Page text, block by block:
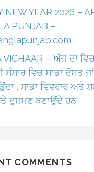
NEW YEAR 2026 –
PUNJAB –
VICHAAR – ਅੱਜ ਦਾ
ਸੰਸਾਰ ਵਿਚ ਸਾਡਾ ਦੋਸਤ
, ਸਾਡਾ ਵਿਵਹਾਰ ਅਤੇ
ਦੁਸ਼ਮਣ ਬਣਾਉਂਦੇ ਹਨ
COMMENTS